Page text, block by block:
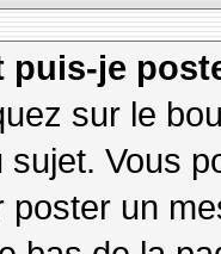
puis-je
sur le
sujet. Vous
poster un